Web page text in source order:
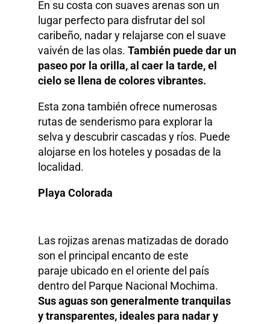
En su costa con suaves arenas son un
lugar perfecto para disfrutar del sol
caribeño, nadar y relajarse con el suave
vaivén de las olas.También puede dar un
paseo por la orilla, al caer la tarde, el
cielo se llena de colores vibrantes.
Esta zona también ofrece numerosas
rutas de senderismo para explorar la
selva y descubrir cascadas y ríos. Puede
alojarse en los hoteles y posadas de la
localidad.
Playa Colorada
Las rojizas arenas matizadas de dorado
son el principal encanto de este
paraje ubicado en el oriente del país
dentro del Parque Nacional Mochima.
Sus aguas son generalmente tranquilas
y transparentes, ideales para nadar y